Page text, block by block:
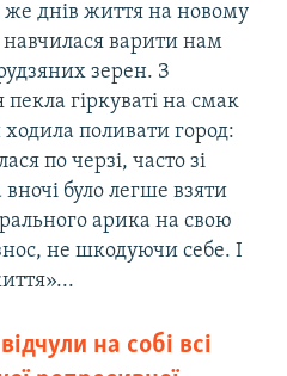
днів життя на новому
навчилася варити нам
зерен. З
гіркуваті на смак
поливати город:
по черзі, часто зі
було легше взяти
арика на свою
не шкодуючи себе. І
на собі всі